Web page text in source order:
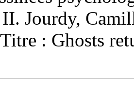
Jourdy,
: Ghosts